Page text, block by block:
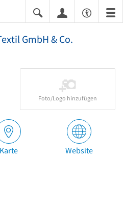
GmbH & Co.
Foto/Logo hinzufügen
Karte Website